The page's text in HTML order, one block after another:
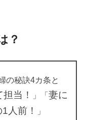
？
の秘訣4カ条と
当！ 」「 妻に
人前！ 」